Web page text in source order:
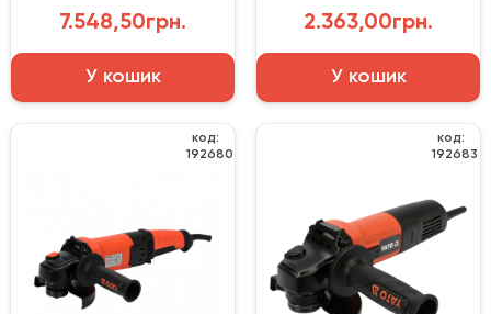
7.548,50грн.
У кошик
2.363,00грн.
У кошик
код:
192680
код:
192683